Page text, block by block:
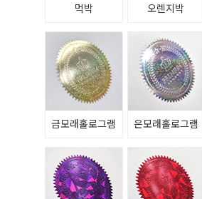
먹박 오렌지박
금모래홀로그램 은모래홀로그램